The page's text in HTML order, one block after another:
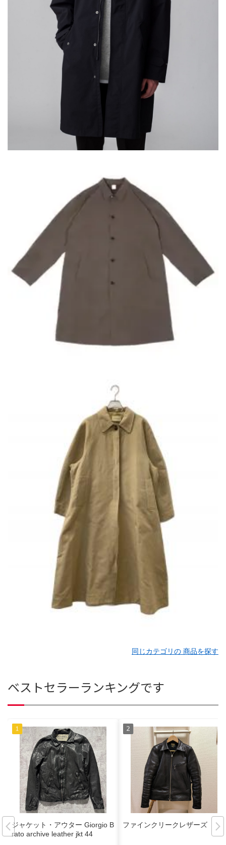
同じカテゴリの 商品を探す
ベストセラーランキングです
ジャケット・アウター Giorgio B
rato archive leather jkt 44
ファインクリークレザーズ